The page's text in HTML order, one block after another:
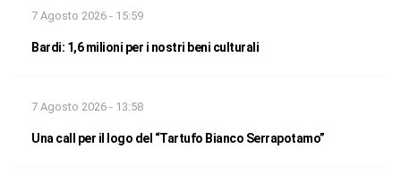
7 Agosto 2026 - 15:59
Bardi: 1,6 milioni per i nostri beni culturali
7 Agosto 2026 - 13:58
Una call per il logo del “Tartufo Bianco Serrapotamo”